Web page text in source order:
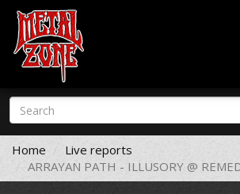
Skip
main
content
Search
form
Search
Home
Live reports
ARRAYAN PATH - ILLUSORY @